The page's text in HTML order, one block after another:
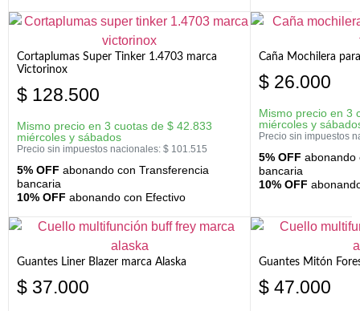
Cortaplumas Super Tinker 1.4703 marca
Victorinox
$ 128.500
Mismo precio en 3 cuotas de $ 42.833
miércoles y sábados
Precio sin impuestos nacionales: $ 101.515
5% OFF abonando con Transferencia
bancaria
10% OFF abonando con Efectivo
Caña Mochilera
$ 26.000
Mismo precio en 3
miércoles y
Precio sin impuestos
5% OFF abonando
bancaria
10% OFF
Guantes Liner Blazer marca Alaska
$ 37.000
Guantes Mitón
$ 47.000